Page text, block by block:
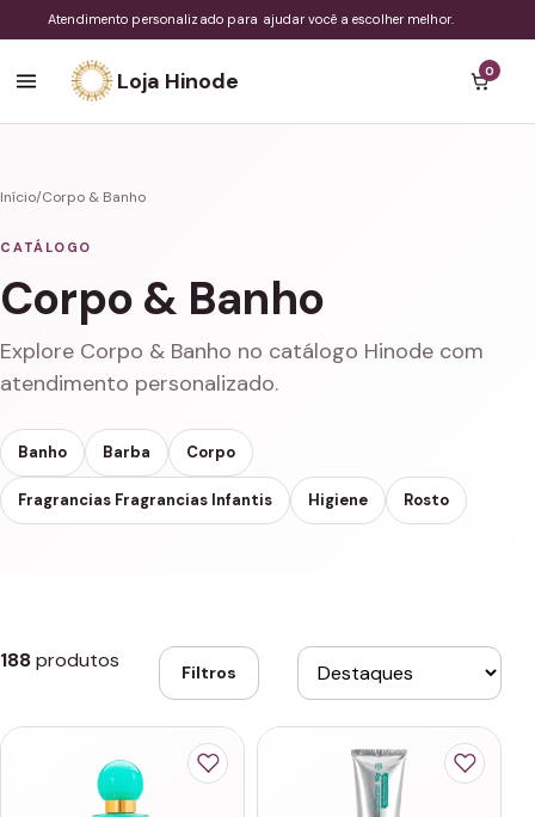
Atendimento personalizado para ajudar você a escolher melhor.
Loja Hinode 0
Início/Corpo & Banho
CATÁLOGO
Corpo & Banho
Explore Corpo & Banho no catálogo Hinode com
atendimento personalizado.
Banho Barba Corpo
Fragrancias Fragrancias Infantis Higiene Rosto
188produtos Filtros